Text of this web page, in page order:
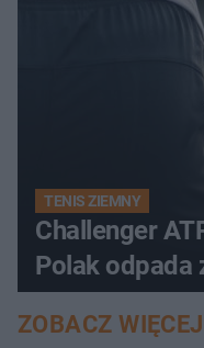
TENIS ZIEMNY
Challenger
Polak odpada
ZOBACZ WIĘCEJ